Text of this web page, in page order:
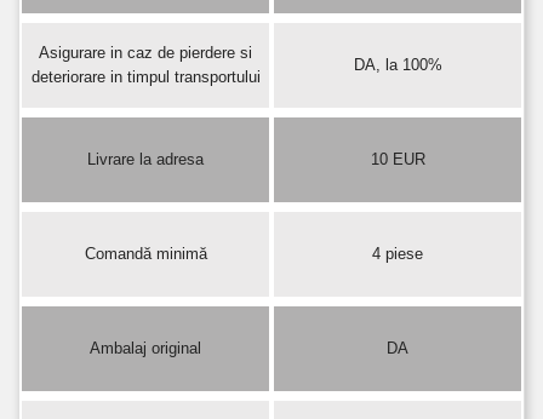
Asigurare in caz de pierdere si
deteriorare in timpul transportului
DA, la 100%
Livrare la adresa 10 EUR
Comandă minimă 4 piese
Ambalaj original DA